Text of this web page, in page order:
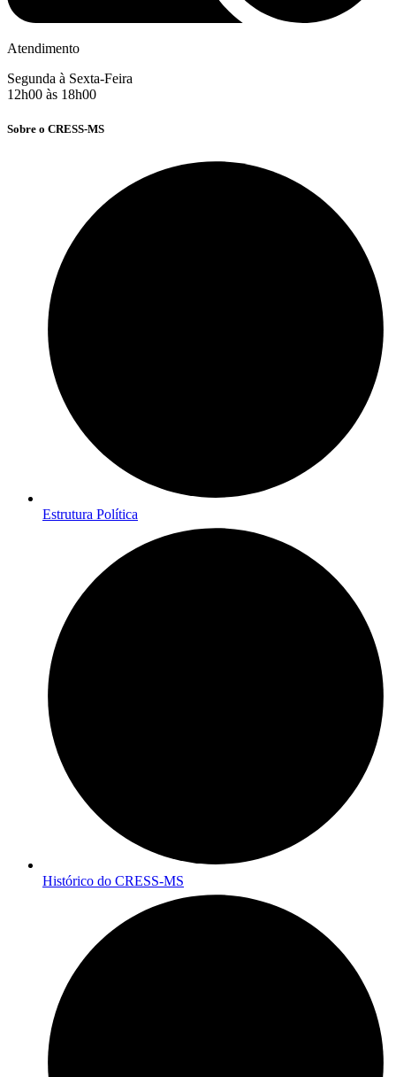
Atendimento
Segunda à Sexta-Feira
12h00 às 18h00
Sobre o CRESS-MS
Estrutura Política
Histórico do CRESS-MS